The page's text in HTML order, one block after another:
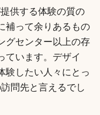
供する体験の質の
補って余りあるもの
グセンター以上の存
います。デザイ
験したい人々にとっ
問先と言えるでし